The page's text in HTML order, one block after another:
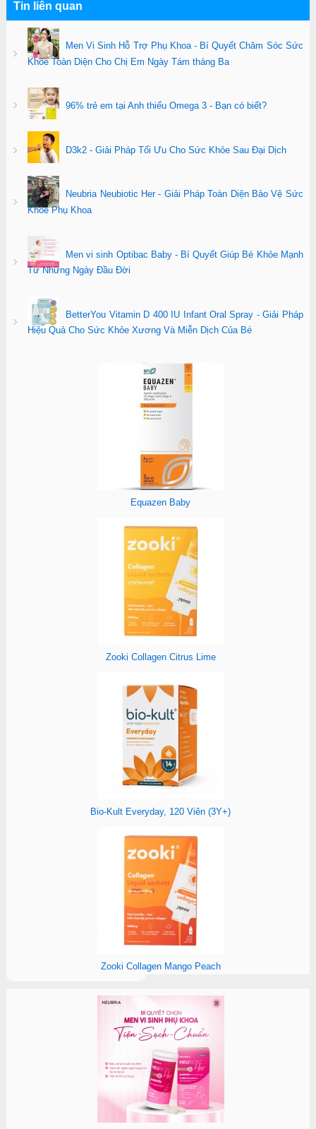
Tin liên quan
Men Vi Sinh Hỗ Trợ Phụ Khoa - Bí Quyết Chăm Sóc Sức
Khỏe Toàn Diện Cho Chị Em Ngày Tám tháng Ba
96% trẻ em tại Anh thiếu Omega 3 - Bạn có biết?
D3k2 - Giải Pháp Tối Ưu Cho Sức Khỏe Sau Đại Dịch
Neubria Neubiotic Her - Giải Pháp Toàn Diện Bảo Vệ Sức
Khỏe Phụ Khoa
Men vi sinh Optibac Baby - Bí Quyết Giúp Bé Khỏe Mạnh
Từ Những Ngày Đầu Đời
BetterYou Vitamin D 400 IU Infant Oral Spray - Giải Pháp
Hiệu Quả Cho Sức Khỏe Xương Và Miễn Dịch Của Bé
Equazen Baby
Zooki Collagen Citrus Lime
Bio-Kult Everyday, 120 Viên (3Y+)
Zooki Collagen Mango Peach